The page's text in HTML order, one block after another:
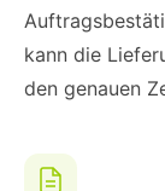
kann die
den genauen